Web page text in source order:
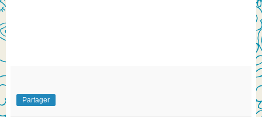
Partager